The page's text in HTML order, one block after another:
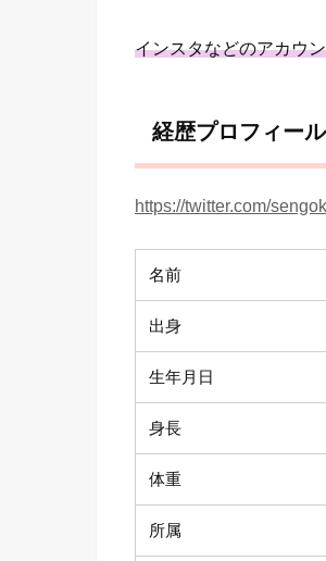
インスタなどのアカウ
経歴プロフィール
https://twitter.com/
名前
出身
生年月日
身長
体重
所属